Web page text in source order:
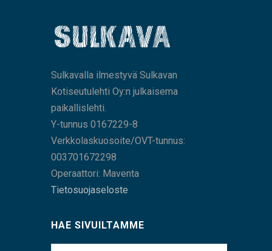
Sulkavalla ilmestyvä Sulkavan
Kotiseutulehti Oy:n julkaisema
paikallislehti.
Y-tunnus 0167229-8
Verkkolaskuosoite/OVT-tunnus:
003701672298
Operaattori: Maventa
Tietosuojaseloste
HAE SIVUILTAMME